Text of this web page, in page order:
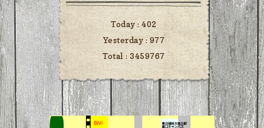
Today :402
Yesterday : 977
Total : 3459767